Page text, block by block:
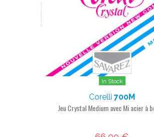
In Stock
Corelli 700M
Jeu Crystal Medium avec Mi acier à